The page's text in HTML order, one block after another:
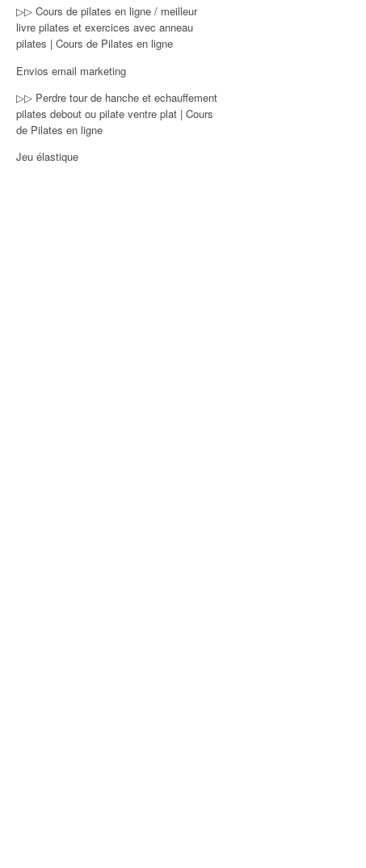
▷▷ Cours de pilates en ligne / meilleur
livre pilates et exercices avec anneau
pilates | Cours de Pilates en ligne
Envios email marketing
▷▷ Perdre tour de hanche et echauffement
pilates debout ou pilate ventre plat | Cours
de Pilates en ligne
Jeu élastique